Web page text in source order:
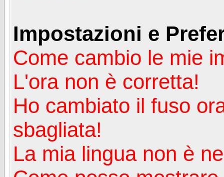
Impostazioni e
Come cambio le mie
L'ora non è corretta!
Ho cambiato il fuso
sbagliata!
La mia lingua non è